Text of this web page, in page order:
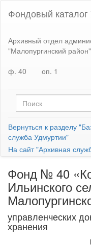
Фондовый
Архивный отдел
"Малопургинский
ф. 40
оп. 1
Вернуться к разделу
служба Удмуртии"
На сайт "Архивная
Фонд № 40
Ильинского
управленческих
хранения